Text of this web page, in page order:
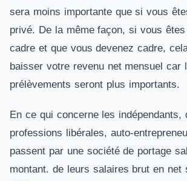
sera moins importante que si vous
privé. De la même façon, si vous
cadre et que vous devenez cadre,
baisser votre revenu net mensuel car
prélèvements seront plus importants.
En ce qui concerne les indépendants,
professions libérales, auto-
passent par une société de portage
montant. de leurs salaires brut en net